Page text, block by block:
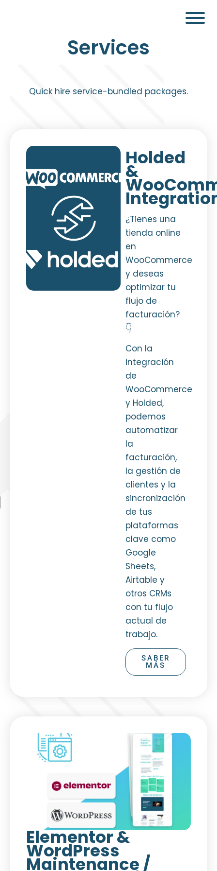
Services
Quick hire service-bundled packages.
Holded
&
¿Tienes una
tienda online
en
WooCommerce
y deseas
optimizar tu
flujo de
facturación?
👇
Con la
integración
de
WooCommerce
y Holded,
podemos
automatizar
la
facturación,
la gestión de
clientes y la
sincronización
de tus
plataformas
clave como
Google
Sheets,
Airtable y
otros CRMs
con tu flujo
actual de
trabajo.
SABER
MÁS
Elementor &
WordPress
Maintenance /